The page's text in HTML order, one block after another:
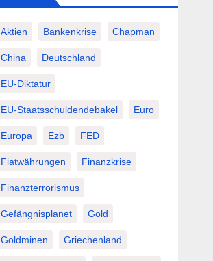
Aktien Bankenkrise Chapman
China Deutschland
EU-Diktatur
EU-Staatsschuldendebakel Euro
Europa Ezb FED
Fiatwährungen Finanzkrise
Finanzterrorismus
Gefängnisplanet Gold
Goldminen Griechenland